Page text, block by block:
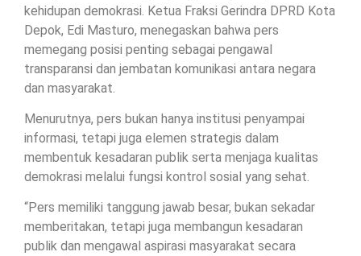
kehidupan demokrasi. Ketua Fraksi Gerindra DPRD Kota
Depok, Edi Masturo, menegaskan bahwa pers
memegang posisi penting sebagai pengawal
transparansi dan jembatan komunikasi antara negara
dan masyarakat.
Menurutnya, pers bukan hanya institusi penyampai
informasi, tetapi juga elemen strategis dalam
membentuk kesadaran publik serta menjaga kualitas
demokrasi melalui fungsi kontrol sosial yang sehat.
“Pers memiliki tanggung jawab besar, bukan sekadar
memberitakan, tetapi juga membangun kesadaran
publik dan mengawal aspirasi masyarakat secara